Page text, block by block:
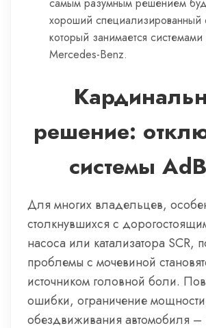
хороший специализированный
который занимается системами
Mercedes-Benz.
решение:
системы
Для многих владельцев,
столкнувшихся с
насоса или катализатора SCR,
проблемы с мочевиной
источником головной боли.
ошибки, ограничение
обездвиживания автомобиля –